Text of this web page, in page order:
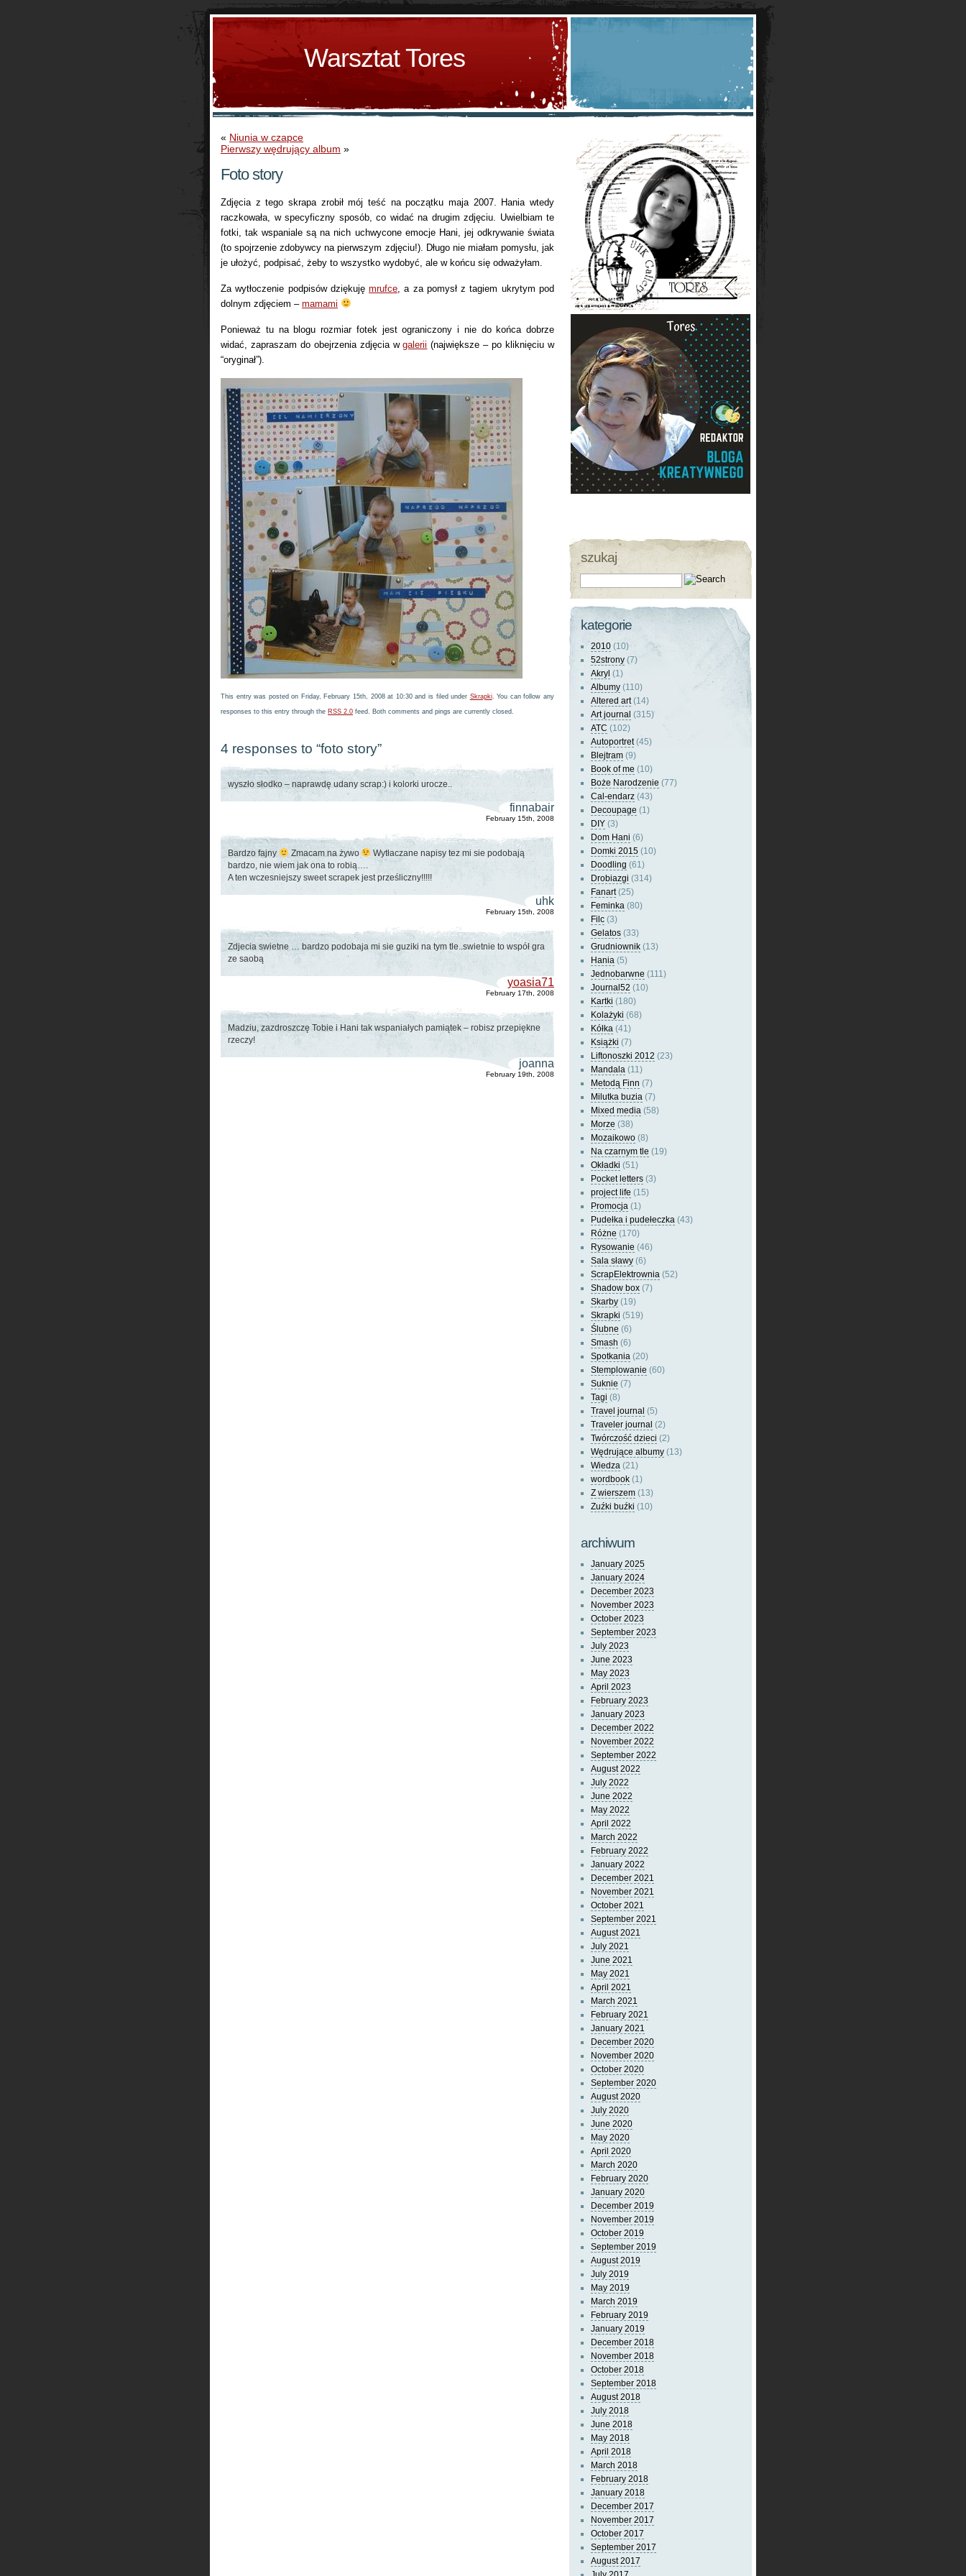
Warsztat Tores
« Niunia w czapce
Pierwszy wędrujący album »
Foto story
Zdjęcia z tego skrapa zrobił mój teść na początku maja 2007. Hania wtedy
raczkowała, w specyficzny sposób, co widać na drugim zdjęciu. Uwielbiam te
fotki, tak wspaniale są na nich uchwycone emocje Hani, jej odkrywanie świata
(to spojrzenie zdobywcy na pierwszym zdjęciu!). Długo nie miałam pomysłu, jak
je ułożyć, podpisać, żeby to wszystko wydobyć, ale w końcu się odważyłam.
Za wytłoczenie podpisów dziękujęmrufce, a za pomysł z tagiem ukrytym pod
dolnym zdjęciem – mamami
Ponieważ tu na blogu rozmiar fotek jest ograniczony i nie do końca dobrze
widać, zapraszam do obejrzenia zdjęcia wgalerii (największe – po kliknięciu w
“oryginał”).
This entry was posted on Friday, February 15th, 2008 at 10:30 and is filed under Skrapki. You can follow any
responses to this entry through the RSS 2.0 feed. Both comments and pings are currently closed.
4 responses to “foto story”
wyszło słodko – naprawdę udany scrap:) i kolorki urocze..
finnabair
February 15th, 2008
Bardzo fajny Zmacam na żywo
Wytłaczane napisy tez mi sie podobają
bardzo, nie wiem jak ona to robią….
A ten wczesniejszy sweet scrapek jest prześliczny!!!!!
uhk
February 15th, 2008
Zdjecia swietne … bardzo podobaja mi sie guziki na tym tle..swietnie to współ gra
ze saobą
yoasia71
February 17th, 2008
Madziu, zazdroszczę Tobie i Hani tak wspaniałych pamiątek – robisz przepiękne
rzeczy!
joanna
February 19th, 2008
szukaj
kategorie
2010 (10)
52strony (7)
Akryl (1)
Albumy (110)
Altered art(14)
Art journal (315)
ATC (102)
Autoportret(45)
Blejtram (9)
Book of me (10)
Boże Narodzenie (77)
Cal-endarz (43)
Decoupage (1)
DIY (3)
Dom Hani (6)
Domki 2015 (10)
Doodling (61)
Drobiazgi (314)
Fanart(25)
Feminka (80)
Filc (3)
Gelatos (33)
Grudniownik (13)
Hania (5)
Jednobarwne (111)
Journal52 (10)
Kartki (180)
Kolażyki (68)
Kółka (41)
Książki (7)
Liftonoszki 2012 (23)
Mandala (11)
Metodą Finn (7)
Milutka buzia (7)
Mixed media (58)
Morze (38)
Mozaikowo (8)
Na czarnym tle (19)
Okładki (51)
Pocket letters (3)
project life (15)
Promocja (1)
Pudełka i pudełeczka (43)
Różne (170)
Rysowanie (46)
Sala sławy (6)
ScrapElektrownia (52)
Shadow box (7)
Skarby (19)
Skrapki (519)
Ślubne (6)
Smash (6)
Spotkania (20)
Stemplowanie (60)
Suknie (7)
Tagi (8)
Travel journal (5)
Traveler journal (2)
Twórczość dzieci (2)
Wędrujące albumy (13)
Wiedza (21)
wordbook (1)
Z wierszem (13)
Zuźki buźki (10)
archiwum
January 2025
January 2024
December 2023
November 2023
October 2023
September 2023
July 2023
June 2023
May 2023
April 2023
February 2023
January 2023
December 2022
November 2022
September 2022
August 2022
July 2022
June 2022
May 2022
April 2022
March 2022
February 2022
January 2022
December 2021
November 2021
October 2021
September 2021
August 2021
July 2021
June 2021
May 2021
April 2021
March 2021
February 2021
January 2021
December 2020
November 2020
October 2020
September 2020
August 2020
July 2020
June 2020
May 2020
April 2020
March 2020
February 2020
January 2020
December 2019
November 2019
October 2019
September 2019
August 2019
July 2019
May 2019
March 2019
February 2019
January 2019
December 2018
November 2018
October 2018
September 2018
August 2018
July 2018
June 2018
May 2018
April 2018
March 2018
February 2018
January 2018
December 2017
November 2017
October 2017
September 2017
August 2017